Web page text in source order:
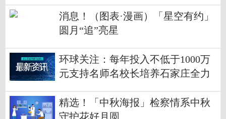
消息！（图表·漫画）「星空有约」
圆月“追”亮星
环球关注：每年投入不低于1000万
元支持名师名校长培养石家庄全力
精选！「中秋海报」检察情系中秋